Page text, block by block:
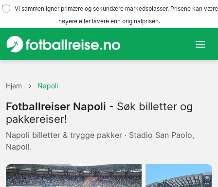
Vi sammenligner primære og sekundære markedsplasser. Prisene kan være
høyere eller lavere enn originalprisen.
Lag
Ligaer
Reisebyråer
Hjem Napoli
Fotballreiser Napoli - Søk billetter og
pakkereiser!
Napoli billetter & trygge pakker · Stadio San Paolo,
Napoli.